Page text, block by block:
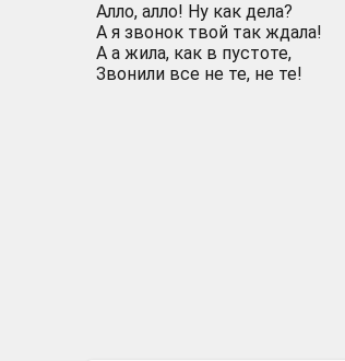
Алло, алло! Ну как дела?
А я звонок твой так ждала!
А а жила, как в пустоте,
Звонили все не те, не те!